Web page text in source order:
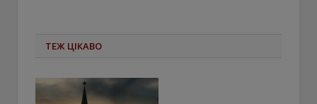
ТЕЖ ЦІКАВО